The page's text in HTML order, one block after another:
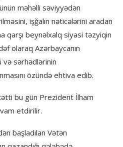
məhəlli səviyyədən
işğalın nəticələrini aradan
qarşı beynəlxalq siyasi təzyiqin
olaraq Azərbaycanın
sərhədlərinin
özündə ehtiva edib.
bu gün Prezident İlham
etdirilir.
başladılan Vətən